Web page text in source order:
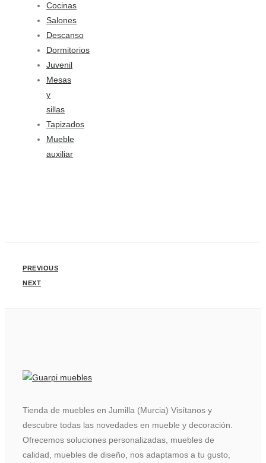
Cocinas
Salones
Descanso
Dormitorios
Juvenil
Mesas
y
sillas
Tapizados
Mueble
auxiliar
PREVIOUS
NEXT
Tienda de muebles en Jumilla (Murcia) Visítanos y
descubre todas las novedades en mueble y decoración.
Ofrecemos soluciones personalizadas, muebles de
calidad, muebles de diseño, nos adaptamos a tu gusto,